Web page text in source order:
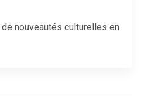
nouveautés culturelles en